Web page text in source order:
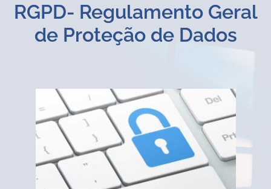
RGPD- Regulamento Geral
de Proteção de Dados